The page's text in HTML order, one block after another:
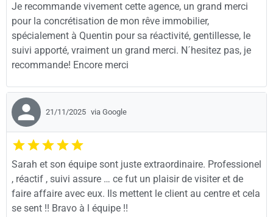
Je recommande vivement cette agence, un grand merci
pour la concrétisation de mon rêve immobilier,
spécialement à Quentin pour sa réactivité, gentillesse, le
suivi apporté, vraiment un grand merci. N´hesitez pas, je
recommande! Encore merci
21/11/2025 via Google
Sarah et son équipe sont juste extraordinaire. Professionel
, réactif , suivi assure … ce fut un plaisir de visiter et de
faire affaire avec eux. Ils mettent le client au centre et cela
se sent !! Bravo à l équipe !!